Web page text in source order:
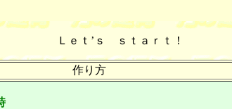
Ｌｅｔ’ｓ ｓｔａｒｔ！
作り方